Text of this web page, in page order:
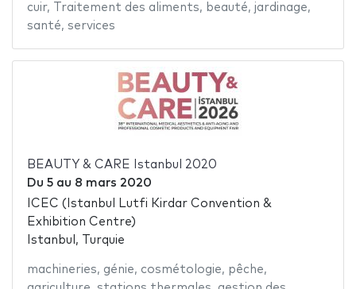
cuir, Traitement des aliments, beauté, jardinage,
santé, services
BEAUTY & CARE Istanbul 2020
Du 5au 8 mars 2020
ICEC (Istanbul Lutfi Kirdar Convention &
Exhibition Centre)
Istanbul, Turquie
machineries, génie, cosmétologie, pêche,